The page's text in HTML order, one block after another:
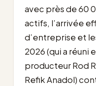
avec près de 60
actifs, l’arrivée
d’entreprise et
2026 (qui a réuni
producteur Rod
Refik Anadol)